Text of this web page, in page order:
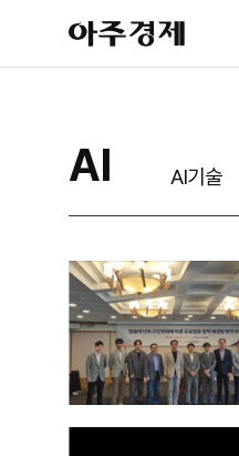
아
주
제
AI AI기술